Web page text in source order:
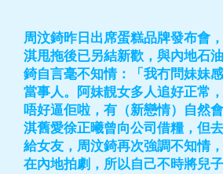
周汶錡昨日出席蛋糕品牌發布會
淇甩拖後已另結新歡，與內地石
錡自言毫不知情：「我冇問妹妹
當事人。阿妹靚女多人追好正常
唔好逼佢啦，有（新戀情）自然
淇舊愛徐正曦曾向公司借糧，但
給女友，周汶錡再次強調不知情
在內地拍劇，所以自己不時將兒